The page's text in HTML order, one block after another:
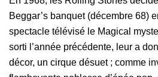
Beggar’s banquet (décembre 68)
spectacle télévisé le Magical
sorti l’année précédente, leur a
décor, un cirque désuet ; comme